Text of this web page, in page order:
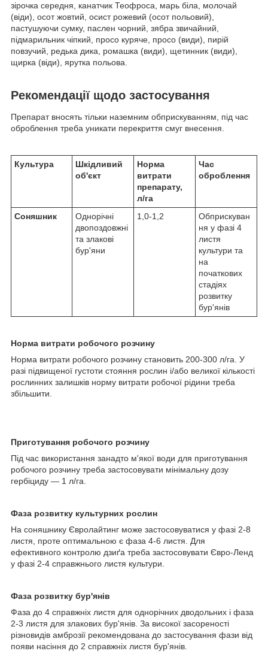
зірочка середня, канатчик Теофроса, марь біла, молочай
(віди), осот жовтий, осист рожевий (осот польовий),
пастушуючи сумку, паслен чорний, зябра звичайний,
підмарильник чіпкий, просо куряче, просо (види), пирій
повзучий, редька дика, ромашка (види), щетинник (види),
щирка (віди), ярутка польова.
Рекомендації щодо застосування
Препарат вносять тільки наземним обприскуванням, під час
оброблення треба уникати перекриття смуг внесення.
Культура
Шкідливий
об'єкт
Норма
витрати
препарату,
л/га
Час
оброблення
Соняшник
Однорічні
двопоздовжні
та злакові
бур'яни
1,0-1,2
Обприскуван
ня у фазі 4
листя
культури та
на
початкових
стадіях
розвитку
бур'янів
Норма витрати робочого розчину
Норма витрати робочого розчину становить 200-300 л/га. У
разі підвищеної густоти стояння рослин і/або великої кількості
рослинних залишків норму витрати робочої рідини треба
збільшити.
Приготування робочого розчину
Під час використання занадто м'якої води для приготування
робочого розчину треба застосовувати мінімальну дозу
гербіциду — 1 л/га.
Фаза розвитку культурних рослин
На соняшнику Євролайтинг може застосовуватися у фазі 2-8
листя, проте оптимальною є фаза 4-6 листя. Для
ефективного контролю дзиґа треба застосовувати Євро-Ленд
у фазі 2-4 справжнього листя культури.
Фаза розвитку бур'янів
Фаза до 4 справжніх листя для однорічних дводольних і фаза
2-3 листя для злакових бур'янів. За високої засореності
різновидів амброзії рекомендована до застосування фази від
появи насіння до 2 справжніх листя бур'янів.